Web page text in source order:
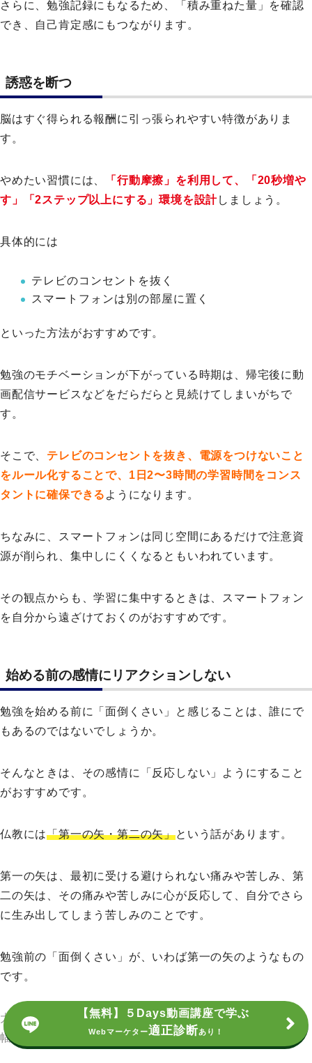
さらに、勉強記録にもなるため、「積み重ねた量」を確認
でき、自己肯定感にもつながります。
誘惑を断つ
脳はすぐ得られる報酬に引っ張られやすい特徴がありま
す。
やめたい習慣には、
「行動摩擦」を利用して、「20秒増や
す」「2ステップ以上にする」環境を設計しましょう。
具体的には
テレビのコンセントを抜く
スマートフォンは別の部屋に置く
といった方法がおすすめです。
勉強のモチベーションが下がっている時期は、帰宅後に動
画配信サービスなどをだらだらと見続けてしまいがちで
す。
そこで、 テレビのコンセントを抜き、電源をつけないこと
をルール化することで、1日2〜3時間の学習時間をコンス
タントに確保できる ようになります。
ちなみに、スマートフォンは同じ空間にあるだけで注意資
源が削られ、集中しにくくなるともいわれています。
その観点からも、学習に集中するときは、スマートフォン
を自分から遠ざけておくのがおすすめです。
始める前の感情にリアクションしない
勉強を始める前に「面倒くさい」と感じることは、誰にで
もあるのではないでしょうか。
そんなときは、その感情に「反応しない」ようにすること
がおすすめです。
仏教には「第一の矢・第二の矢」という話があります。
第一の矢は、最初に受ける避けられない痛みや苦しみ、第
二の矢は、その痛みや苦しみに心が反応して、自分でさら
に生み出してしまう苦しみのことです。
勉強前の「面倒くさい」が、いわば第一の矢のようなもの
です。
大切なのは、その感情に反応して、面倒くさい気持ちを増
幅させないこと。
【無料】５Days動画講座で学ぶ
Webマーケター適正診断あり！